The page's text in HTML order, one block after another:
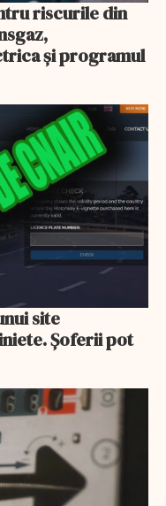
riscurile din
și programul
site
Șoferii pot